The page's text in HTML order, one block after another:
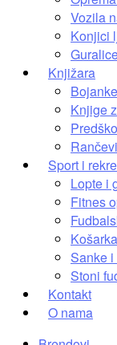
Vozila
Konjici
Knjižara
Knjige
Rančevi
Sport i
Lopte i
Fitnes
Sanke
Stoni
Kontakt
O nama